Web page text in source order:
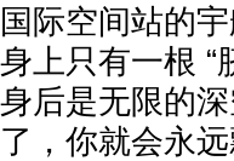
国际空间站的
身上只有一根 “
身后是无限的
了，你就会永